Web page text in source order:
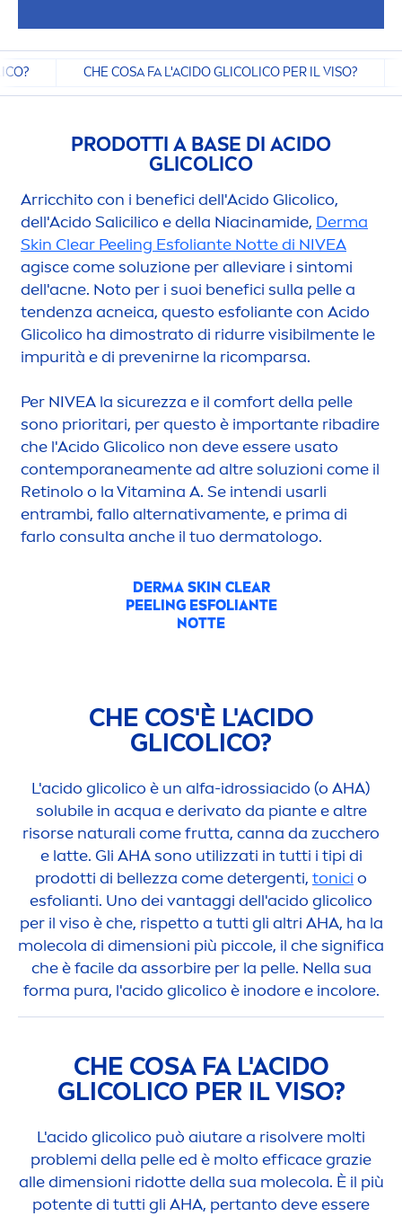
CHE COSA FA L'ACIDO GLICOLICO PER IL VISO?
PRODOTTI A BASE DI ACIDO
GLICOLICO
Arricchito con i benefici dell'Acido Glicolico,
dell'Acido Salicilico e della Niacinamide, Derma
Skin Clear Peeling Esfoliante Notte di NIVEA
agisce come soluzione per alleviare i sintomi
dell'acne. Noto per i suoi benefici sulla pelle a
tendenza acneica, questo esfoliante con Acido
Glicolico ha dimostrato di ridurre visibilmente le
impurità e di prevenirne la ricomparsa.
Per NIVEA la sicurezza e il comfort della pelle
sono prioritari, per questo è importante ribadire
che l'Acido Glicolico non deve essere usato
contemporaneamente ad altre soluzioni come il
Retinolo o laVitamina A. Se intendi usarli
entrambi, fallo alternativamente, e prima di
farlo consulta anche il tuo dermatologo.
DERMA SKIN CLEAR
PEELING ESFOLIANTE
NOTTE
CHE COS'È L'ACIDO
GLICOLICO?
L'acido glicolico è un alfa-idrossiacido (o AHA)
solubile in acqua e derivato da piante e altre
risorse naturali come frutta, canna da zucchero
e latte. Gli AHA sono utilizzati in tutti i tipi di
prodotti di bellezza come detergenti, tonici o
esfolianti. Uno dei vantaggi dell'acido glicolico
per il viso è che, rispetto a tutti gli altri AHA, ha la
molecola di dimensioni più piccole, il che significa
che è facile da assorbire per la pelle. Nella sua
forma pura, l'acido glicolico è inodore e incolore.
CHE COSA FA L'ACIDO
GLICOLICO PER IL VISO?
L'acido glicolico può aiutare a risolvere molti
problemi della pelle ed è molto efficace grazie
alle dimensioni ridotte della sua molecola. È il più
potente di tutti gli AHA, pertanto deve essere